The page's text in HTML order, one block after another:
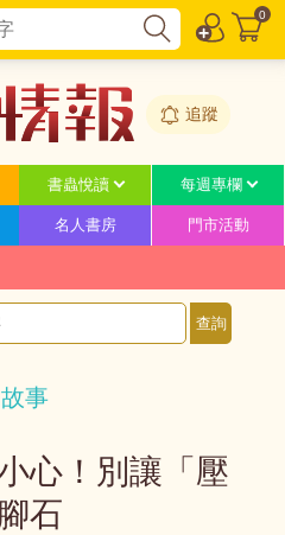
0
追蹤
書蟲悅讀 每週專欄
名人書房 門市活動
事
心！別讓「壓
石